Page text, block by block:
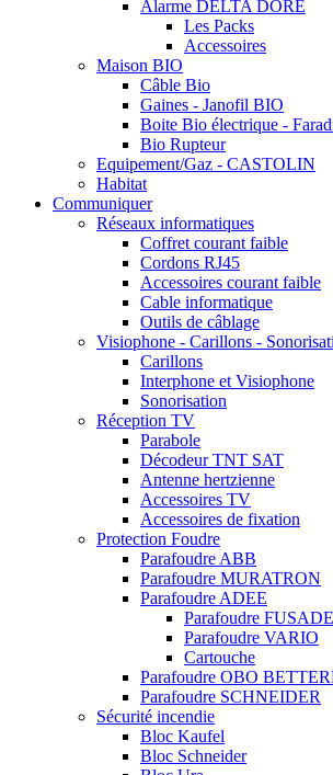
Alarme DELTA DORE
Les Packs
Accessoires
Maison BIO
Câble Bio
Gaines - Janofil BIO
Boite Bio électrique -
Bio Rupteur
Equipement/Gaz - CASTOLIN
Habitat
Communiquer
Réseaux informatiques
Coffret courant faible
Cordons RJ45
Accessoires courant faible
Cable informatique
Outils de câblage
Visiophone - Carillons -
Carillons
Interphone et Visiophone
Sonorisation
Réception TV
Parabole
Décodeur TNT SAT
Antenne hertzienne
Accessoires TV
Accessoires de fixation
Protection Foudre
Parafoudre ABB
Parafoudre MURATRON
Parafoudre ADEE
Parafoudre
Parafoudre VARIO
Cartouche
Parafoudre OBO
Parafoudre SCHNEIDER
Sécurité incendie
Bloc Kaufel
Bloc Schneider